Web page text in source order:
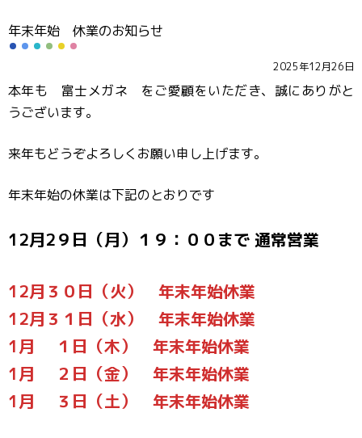
年末年始 休業のお知らせ
2025年12月26日
本年も 富士メガネ をご愛顧をいただき、誠にありがと
うございます。
来年もどうぞよろしくお願い申し上げます。
年末年始の休業は下記のとおりです
12月2９日（月）１９：００まで 通常営業
12月３０日（火） 年末年始休業
12月３１日（水） 年末年始休業
1月 １日（木） 年末年始休業
1月 ２日（金） 年末年始休業
1月 ３日（土） 年末年始休業